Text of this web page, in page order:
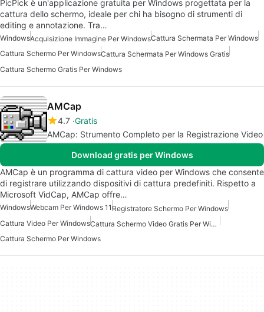
PicPick è un'applicazione gratuita per Windows progettata per la
cattura dello schermo, ideale per chi ha bisogno di strumenti di
editing e annotazione. Tra…
WindowsAcquisizione Immagine Per WindowsCattura Schermata Per Windows
Cattura Schermo Per WindowsCattura Schermata Per Windows Gratis
Cattura Schermo Gratis Per Windows
AMCap
4.7 Gratis
AMCap: Strumento Completo per la Registrazione Video
Download gratis per Windows
AMCap è un programma di cattura video per Windows che consente
di registrare utilizzando dispositivi di cattura predefiniti. Rispetto a
Microsoft VidCap, AMCap offre…
WindowsWebcam Per Windows 11Registratore Schermo Per Windows
Cattura Video Per Windows
Cattura Schermo Video Gratis Per Windows
Cattura Schermo Per Windows